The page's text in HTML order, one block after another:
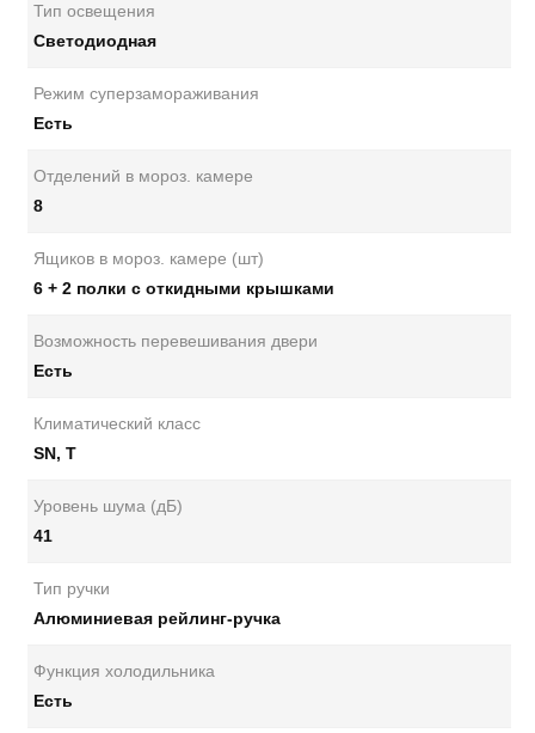
Тип освещения
Светодиодная
Режим суперзамораживания
Есть
Отделений в мороз. камере
8
Ящиков в мороз. камере (шт)
6 + 2 полки с откидными крышками
Возможность перевешивания двери
Есть
Климатический класс
SN, T
Уровень шума (дБ)
41
Тип ручки
Алюминиевая рейлинг-ручка
Функция холодильника
Есть